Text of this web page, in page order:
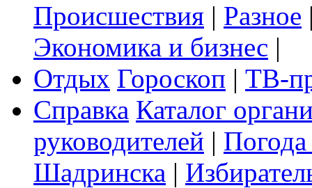
Происшествия | Разное
Экономика и бизнес |
Отдых Гороскоп | ТВ-
Справка Каталог
руководителей |
Шадринска |